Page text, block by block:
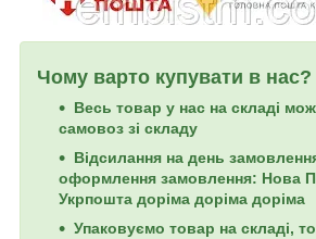
Чому варто купувати в нас?
Весь товар у нас на складі
самовоз зі складу
Відсилання на день
оформлення замовлення: Нова
Укрпошта доріма доріма доріма
Упаковуємо товар на складі,